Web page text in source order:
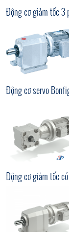
Động cơ giảm tốc 3
Động cơ servo
Động cơ giảm tốc